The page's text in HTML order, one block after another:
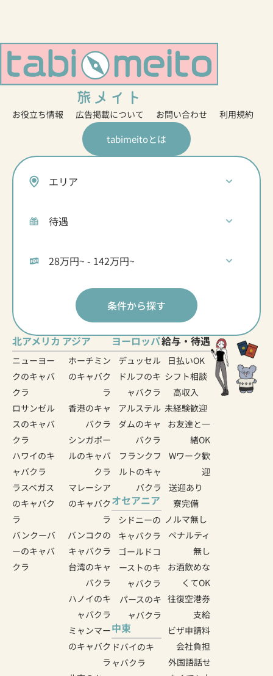
お役立ち情報 広告掲載について お問い合わせ 利用規約
tabimeitoとは
条件から探す
北アメリカ
ニューヨー
クのキャバ
クラ
ロサンゼル
スのキャバ
クラ
ハワイのキ
ャバクラ
ラスベガス
のキャバク
ラ
バンクーバ
ーのキャバ
クラ
アジア
ホーチミン
のキャバク
ラ
香港のキャ
バクラ
シンガポー
ルのキャバ
クラ
マレーシア
のキャバク
ラ
バンコクの
キャバクラ
台湾のキャ
バクラ
ハノイのキ
ャバクラ
ミャンマー
のキャバク
ラ
ヨーロッパ
デュッセル
ドルフのキ
ャバクラ
アルステル
ダムのキャ
バクラ
フランクフ
ルトのキャ
バクラ
オセアニア
シドニーの
キャバクラ
ゴールドコ
ーストのキ
ャバクラ
パースのキ
ャバクラ
中東
ドバイのキ
ャバクラ
給与・待遇
日払いOK
シフト相談
高収入
未経験歓迎
お友達と一
緒OK
Wワーク歓
迎
送迎あり
寮完備
ノルマ無し
ペナルティ
無し
お酒飲めな
くてOK
往復空港券
支給
ビザ申請料
会社負担
外国語話せ